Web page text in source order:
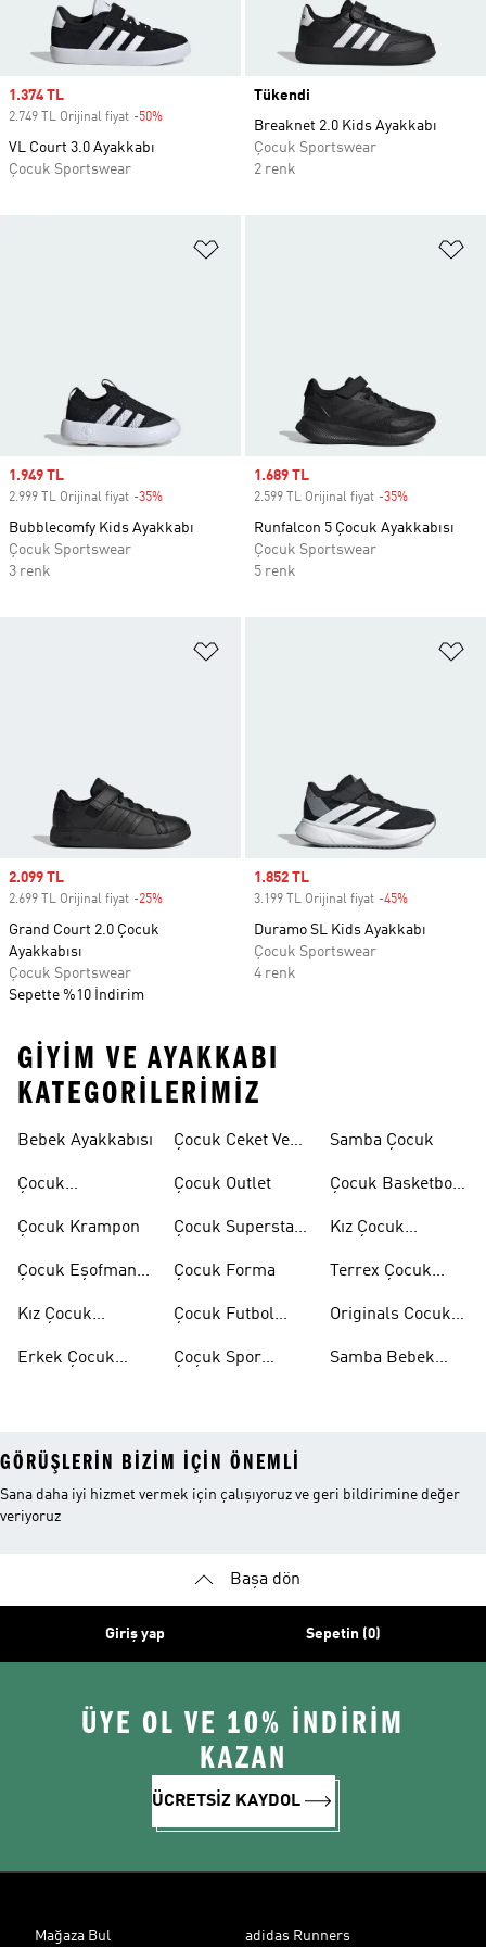
Sale price
1.374 TL
2.749 TL Orijinal fiyat -50%
VL Court 3.0 Ayakkabı
Çocuk Sportswear
Tükendi
Breaknet 2.0 Kids Ayakkabı
Çocuk Sportswear
2 renk
Sale price
1.949 TL
2.999 TL Orijinal fiyat -35%
Bubblecomfy Kids Ayakkabı
Çocuk Sportswear
3 renk
Sale price
1.689 TL
2.599 TL Orijinal fiyat -35%
Runfalcon 5 Çocuk Ayakkabısı
Çocuk Sportswear
5 renk
Sale price
2.099 TL
2.699 TL Orijinal fiyat -25%
Grand Court 2.0 Çocuk
Ayakkabısı
Çocuk Sportswear
Sepette %10 İndirim
Sale price
1.852 TL
3.199 TL Orijinal fiyat -45%
Duramo SL Kids Ayakkabı
Çocuk Sportswear
4 renk
GIYIM VE AYAKKABI
KATEGORILERIMIZ
Bebek Ayakkabısı
Çocuk
Çocuk Krampon
Çocuk Eşofman
Kız Çocuk
Erkek Çocuk
Çocuk Ceket Ve
Çocuk Outlet
Çocuk Superstar
Çocuk Forma
Çocuk Futbol
Çoçuk Spor
Samba Çocuk
Çocuk Basketbol
Kız Çocuk
Terrex Çocuk
Originals Cocuk
Samba Bebek
GÖRÜŞLERIN BIZIM IÇIN ÖNEMLI
Sana daha iyi hizmet vermek için çalışıyoruz ve geri bildirimine değer
veriyoruz
Başa dön
Giriş yap Sepetin (0)
ÜYE OL VE 10% İNDİRİM
KAZAN
ÜCRETSİZ KAYDOL
Mağaza Bul adidas Runners